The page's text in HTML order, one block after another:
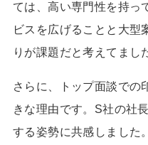
ては、高い専門性を持っ
ビスを広げることと大型
りが課題だと考えてまし
さらに、トップ面談での
きな理由です。 S社の社
する姿勢に共感しました